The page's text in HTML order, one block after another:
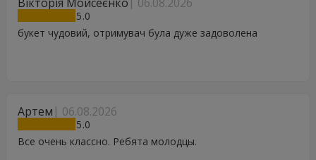
5
букет чудовий, отримувач була дуже задоволена
Артем 06.08.2026
5
Все очень классно. Ребята молодцы.